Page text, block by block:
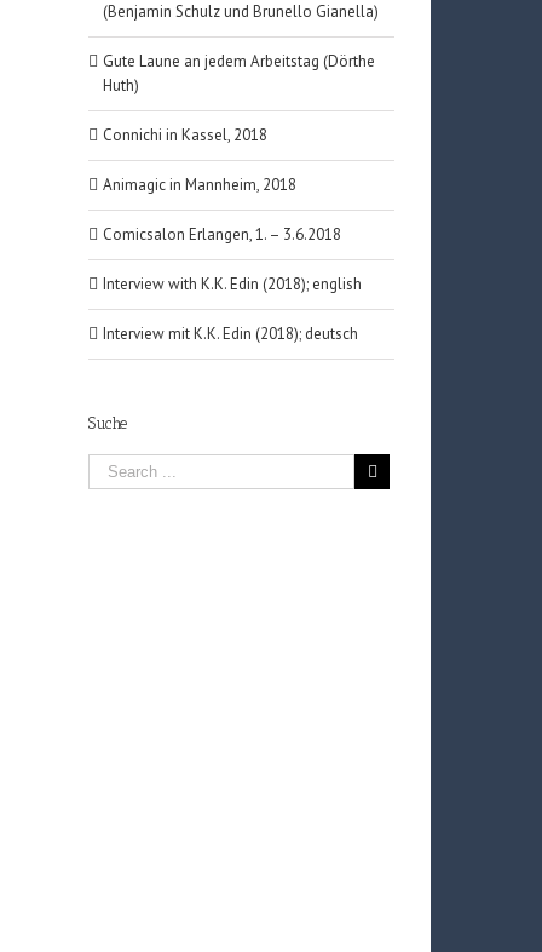
(Benjamin Schulz und Brunello Gianella)
Gute Laune an jedem Arbeitstag (Dörthe
Huth)
Connichi in Kassel, 2018
Animagic in Mannheim, 2018
Comicsalon Erlangen, 1. – 3.6.2018
Interview with K.K. Edin (2018); english
Interview mit K.K. Edin (2018); deutsch
Suche